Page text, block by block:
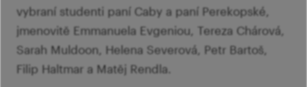
vybraní studenti paní Caby a paní Perekopské,
jmenovitě Emmanuela Evgeniou, Tereza Chárová,
Sarah Muldoon, Helena Severová, Petr Bartoš,
Filip Haltmar a Matěj Rendla.